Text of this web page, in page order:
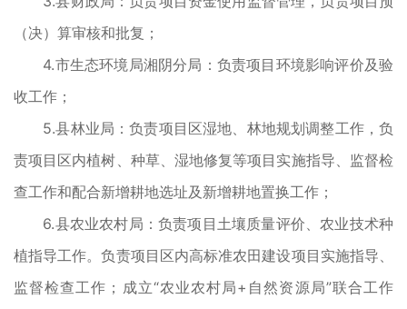
（决）算审核和批复；
4.市生态环境局湘阴分局：负责项目环境影响评价及验
收工作；
5.县林业局：负责项目区湿地、林地规划调整工作，负
责项目区内植树、种草、湿地修复等项目实施指导、监督检
查工作和配合新增耕地选址及新增耕地置换工作；
6.县农业农村局：负责项目土壤质量评价、农业技术种
植指导工作。负责项目区内高标准农田建设项目实施指导、
监督检查工作；成立“农业农村局+自然资源局”联合工作